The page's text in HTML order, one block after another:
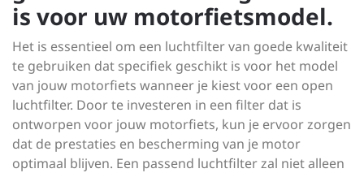
is voor uw motorfietsmodel.
Het is essentieel om een luchtfilter van goede kwaliteit
te gebruiken dat specifiek geschikt is voor het model
van jouw motorfiets wanneer je kiest voor een open
luchtfilter. Door te investeren in een filter dat is
ontworpen voor jouw motorfiets, kun je ervoor zorgen
dat de prestaties en bescherming van je motor
optimaal blijven. Een passend luchtfilter zal niet alleen